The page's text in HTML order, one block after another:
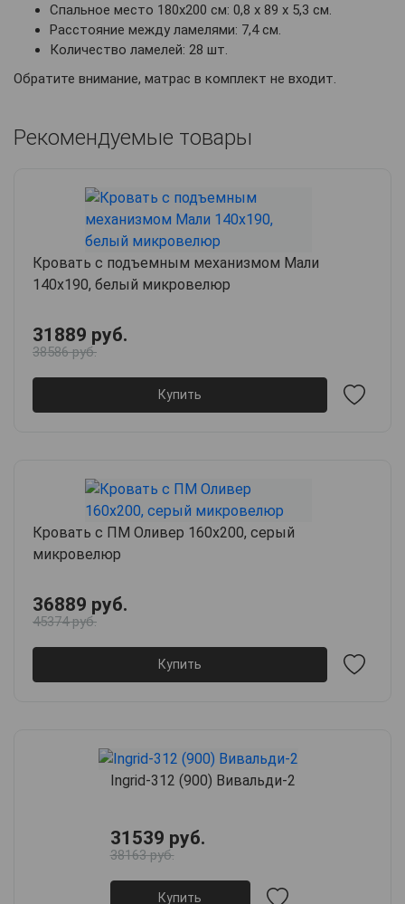
Спальное место 180х200 см: 0,8 х 89 х 5,3 см.
Расстояние между ламелями: 7,4 см.
Количество ламелей: 28 шт.
Обратите внимание, матрас в комплект не входит.
Рекомендуемые товары
Кровать с подъемным механизмом Мали
140х190, белый микровелюр
31889 руб.
38586 руб.
Купить
Кровать с ПМ Оливер 160х200, серый
микровелюр
36889 руб.
45374 руб.
Купить
Ingrid-312 (900) Вивальди-2
31539 руб.
38163 руб.
Купить